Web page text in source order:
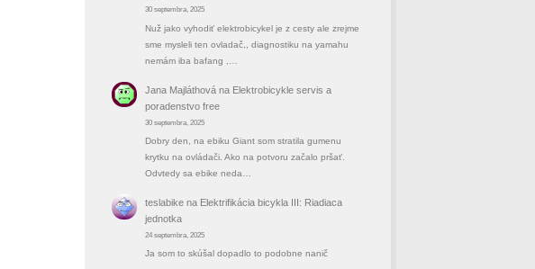
30 septembra, 2025
Nuž jako vyhodiť elektrobicykel je z cesty ale zrejme
sme mysleli ten ovladač,, diagnostiku na yamahu
nemám iba bafang ,…
Jana Majláthována Elektrobicykle servis a
poradenstvo free
30 septembra, 2025
Dobry den, na ebiku Giant som stratila gumenu
krytku na ovládači. Ako na potvoru začalo pršať.
Odvtedy sa ebike neda…
teslabikena Elektrifikácia bicykla III: Riadiaca
jednotka
24 septembra, 2025
Ja som to skúšal dopadlo to podobne nanič